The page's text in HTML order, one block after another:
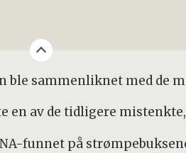
ble sammenliknet med de
en av de tidligere
funnet på